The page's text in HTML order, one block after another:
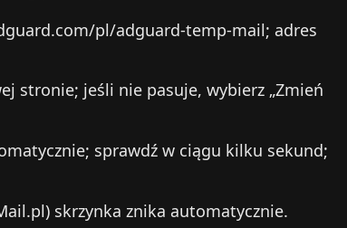
pl/adguard-temp-mail; adres
stronie; jeśli nie pasuje, wybierz „Zmień
sprawdź w ciągu kilku sekund;
skrzynka znika automatycznie.